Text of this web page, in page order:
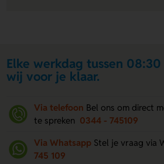
Elke werkdag tussen 08:30
wij voor je klaar.
Via telefoon Bel ons om direct
te spreken 0344 - 745109
Via Whatsapp Stel je vraag via
745 109